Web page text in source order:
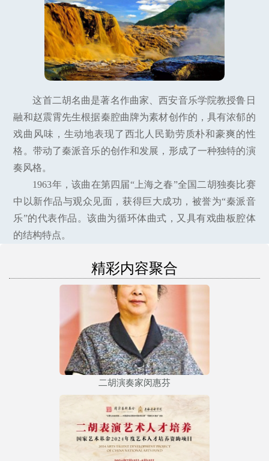
这首二胡名曲是著名作曲家、西安音乐学院教授鲁日
融和赵震霄先生根据秦腔曲牌为素材创作的，具有浓郁的
戏曲风味，生动地表现了西北人民勤劳质朴和豪爽的性
格。带动了秦派音乐的创作和发展，形成了一种独特的演
奏风格。
1963年，该曲在第四届“上海之春”全国二胡独奏比赛
中以新作品与观众见面，获得巨大成功，被誉为“秦派音
乐”的代表作品。该曲为循环体曲式，又具有戏曲板腔体
的结构特点。
精彩内容聚合
二胡演奏家闵惠芬